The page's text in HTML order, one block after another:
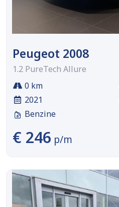
Peugeot 2008
1.2 PureTech Allure
0 km
2021
Benzine
€ 246 p/m